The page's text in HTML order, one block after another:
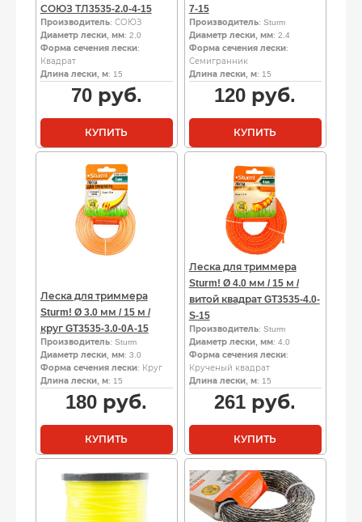
СОЮЗ ТЛ3535-2.0-4-15
Производитель: СОЮЗ
Диаметр лески, мм: 2.0
Форма сечения лески:
Квадрат
Длина лески, м: 15
70руб.
КУПИТЬ
7-15
Производитель: Sturm
Диаметр лески, мм: 2.4
Форма сечения лески:
Семигранник
Длина лески, м: 15
120 руб.
КУПИТЬ
Леска для триммера
Sturm! Ø 3.0 мм / 15 м /
круг GT3535-3.0-0A-15
Производитель: Sturm
Диаметр лески, мм: 3.0
Форма сечения лески: Круг
Длина лески, м: 15
180 руб.
КУПИТЬ
Леска для триммера
Sturm! Ø 4.0 мм / 15 м /
витой квадрат GT3535-4.0-
S-15
Производитель: Sturm
Диаметр лески, мм: 4.0
Форма сечения лески:
Крученый квадрат
Длина лески, м: 15
261 руб.
КУПИТЬ